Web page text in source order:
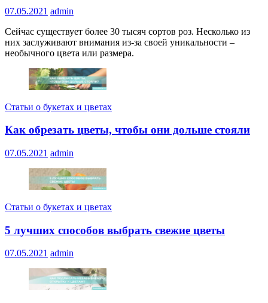
07.05.2021 admin
Сейчас существует более 30 тысяч сортов роз. Несколько из
них заслуживают внимания из-за своей уникальности –
необычного цвета или размера.
Статьи о букетах и цветах
Как обрезать цветы, чтобы они дольше стояли
07.05.2021 admin
Статьи о букетах и цветах
5 лучших способов выбрать свежие цветы
07.05.2021 admin